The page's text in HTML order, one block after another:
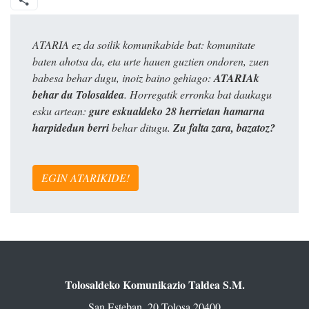
ATARIA ez da soilik komunikabide bat: komunitate
baten ahotsa da, eta urte hauen guztien ondoren, zuen
babesa behar dugu, inoiz baino gehiago:ATARIAk
behar du Tolosaldea. Horregatik erronka bat daukagu
esku artean: gure eskualdeko 28 herrietan hamarna
harpidedun berribehar ditugu. Zu falta zara, bazatoz?
EGIN ATARIKIDE!
Tolosaldeko Komunikazio Taldea S.M.